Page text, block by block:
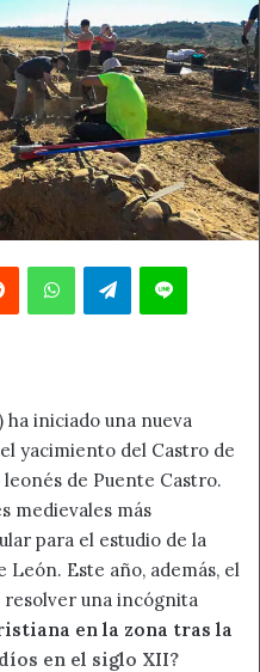
Reddit WhatsAppTelegramLine
iniciado una nueva
yacimiento del Castro de
de Puente Castro.
medievales más
para el estudio de la
Este año, además, el
una incógnita
en la zona tras la
en el siglo XII?